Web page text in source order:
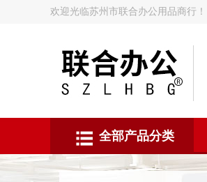
欢迎光临苏州市联合办公用品商行！
全部产品分类